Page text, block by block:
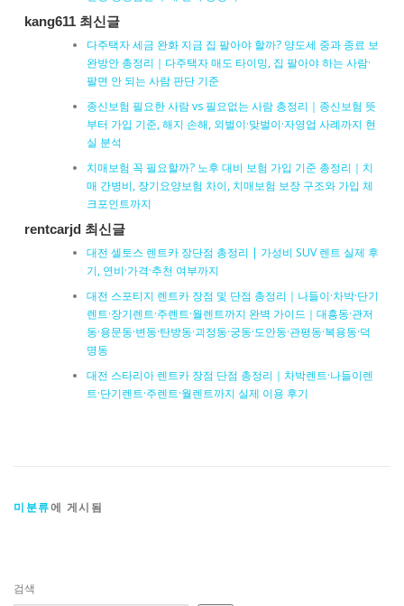
kang611 최신글
다주택자 세금 완화 지금 집 팔아야 할까? 양도세 중과 종료 보
완방안 총정리｜다주택자 매도 타이밍, 집 팔아야 하는 사람·
팔면 안 되는 사람 판단 기준
종신보험 필요한 사람 vs 필요없는 사람 총정리｜종신보험 뜻
부터 가입 기준, 해지 손해, 외벌이·맞벌이·자영업 사례까지 현
실 분석
치매보험 꼭 필요할까? 노후 대비 보험 가입 기준 총정리｜치
매 간병비, 장기요양보험 차이, 치매보험 보장 구조와 가입 체
크포인트까지
rentcarjd 최신글
대전 셀토스 렌트카 장단점 총정리 | 가성비 SUV 렌트 실제 후
기, 연비·가격·추천 여부까지
대전 스포티지 렌트카 장점 및 단점 총정리｜나들이·차박·단기
렌트·장기렌트·주렌트·월렌트까지 완벽 가이드｜대흥동·관저
동·용문동·변동·탄방동·괴정동·궁동·도안동·관평동·복용동·덕
명동
대전 스타리아 렌트카 장점 단점 총정리｜차박렌트·나들이렌
트·단기렌트·주렌트·월렌트까지 실제 이용 후기
미분류에 게시됨
검색